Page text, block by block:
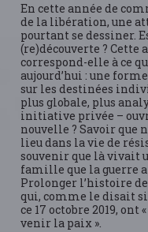
En cette année de
de la libération, une
pourtant se dessiner.
(re)découverte ?
correspond-elle à ce
aujourd’hui : une
sur les destinées
plus globale, plus
initiative privée –
nouvelle ? Savoir que
lieu dans la vie de
souvenir que là vivait
famille que la guerre
Prolonger l’histoire
qui, comme le disait
ce 17 octobre 2019,
venir la paix ».